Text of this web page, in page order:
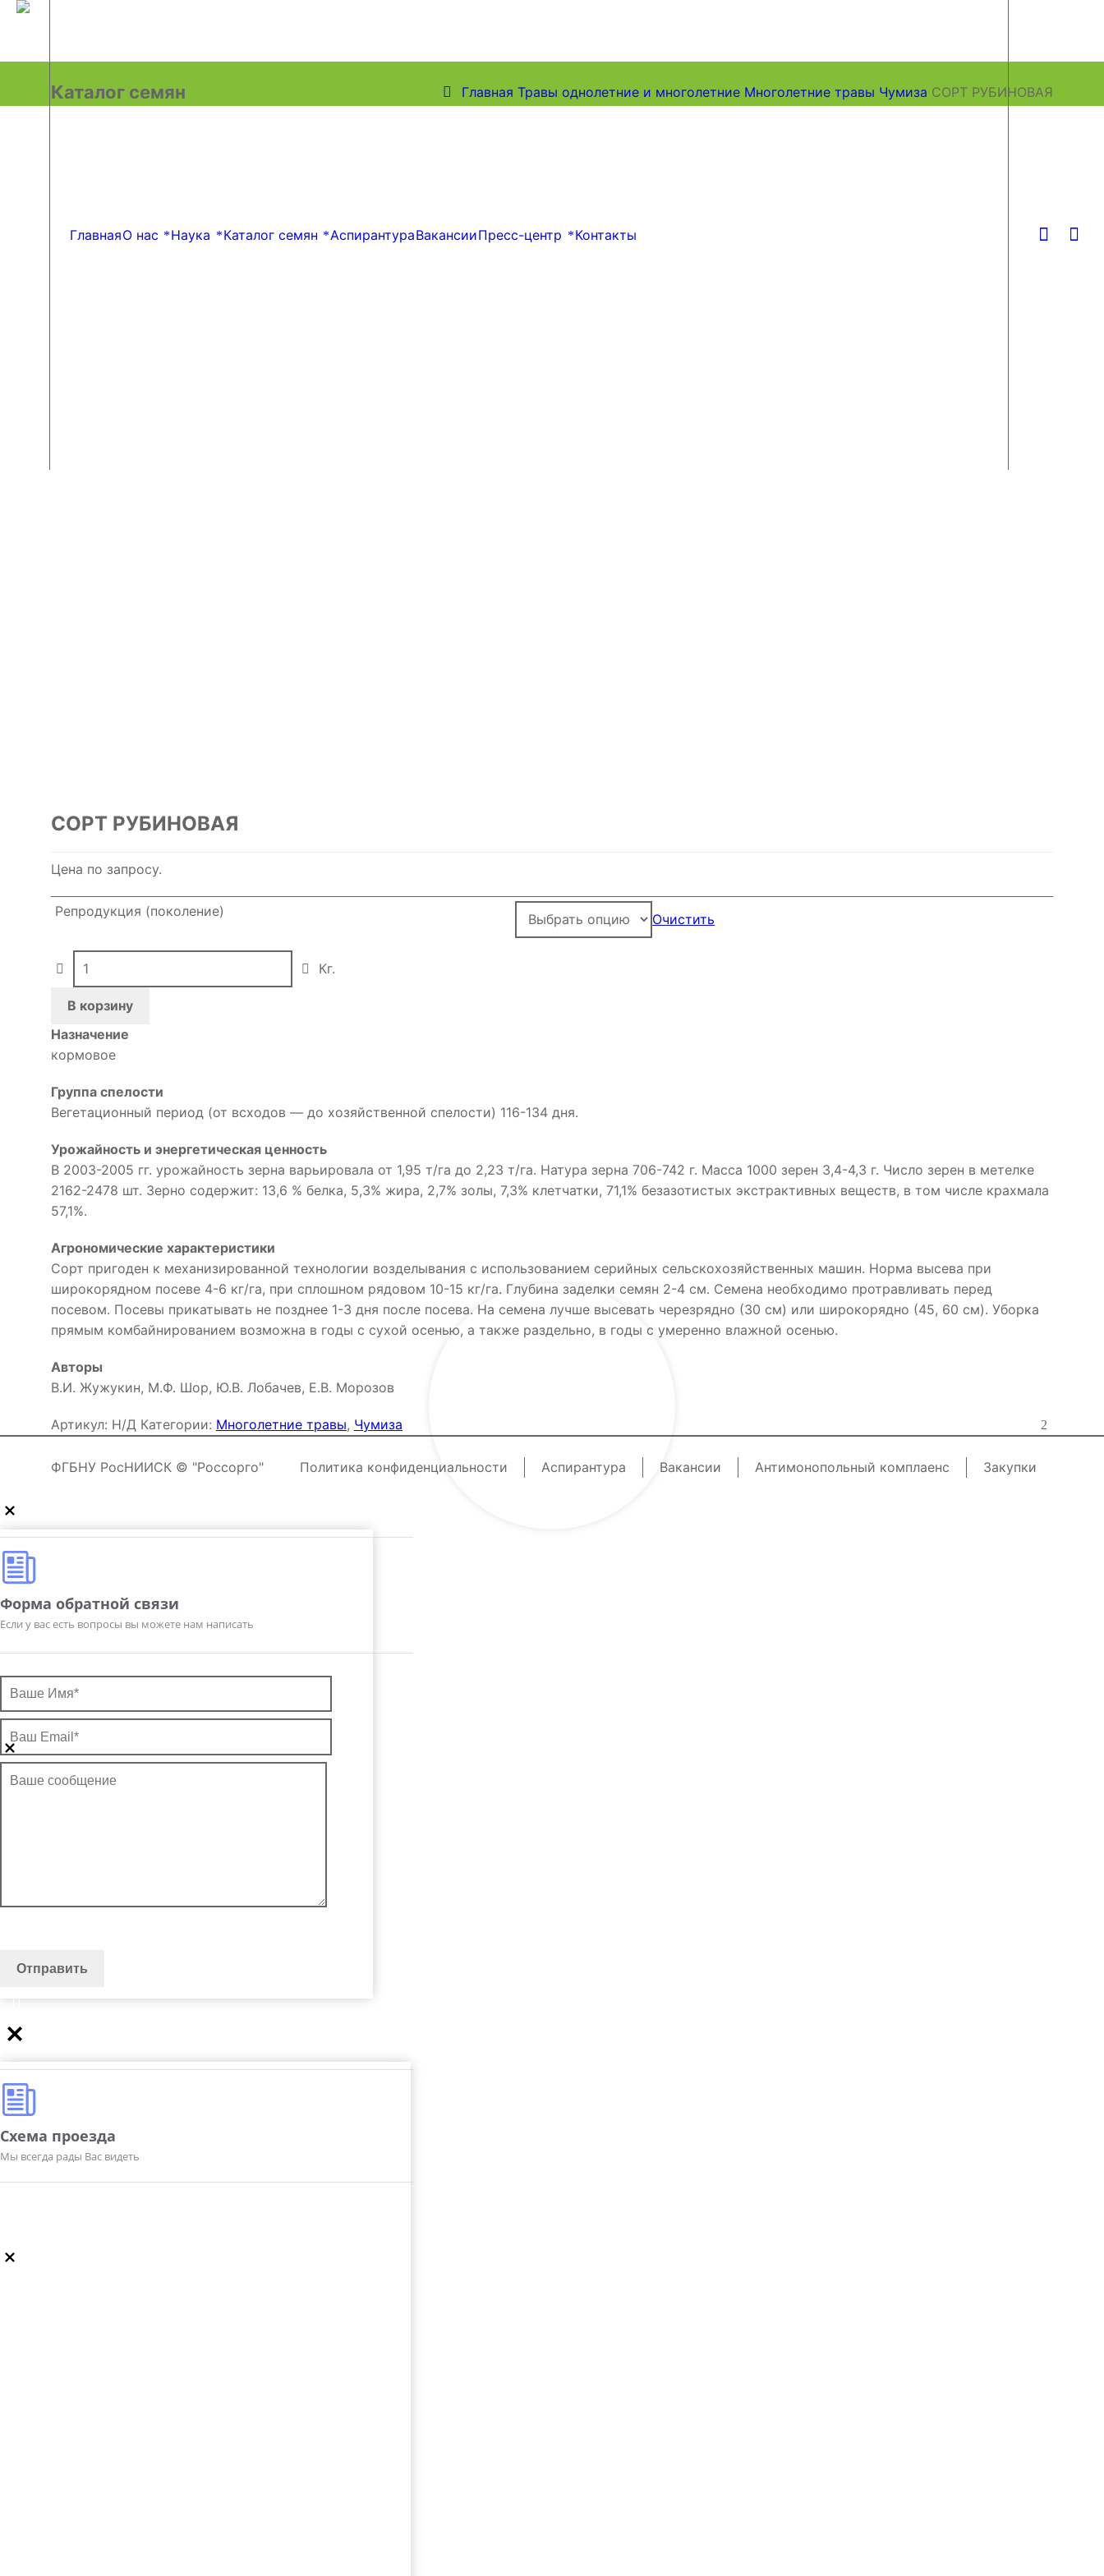
ГлавнаяО нас Наука Каталог семян АспирантураВакансииПресс-центр Контакты
Каталог семян Главная Травы однолетние и многолетние Многолетние травы Чумиза СОРТ РУБИНОВАЯ
СОРТ РУБИНОВАЯ
Цена по запросу.
Репродукция (поколение)
Очистить
Quantity
Кг.
В корзину
Назначение
кормовое
Группа спелости
Вегетационный период (от всходов — до хозяйственной спелости) 116-134 дня.
Урожайность и энергетическая ценность
В 2003-2005 гг. урожайность зерна варьировала от 1,95 т/га до 2,23 т/га. Натура зерна 706-742 г. Масса 1000 зерен 3,4-4,3 г. Число зерен в метелке
2162-2478 шт. Зерно содержит: 13,6 % белка, 5,3% жира, 2,7% золы, 7,3% клетчатки, 71,1% безазотистых экстрактивных веществ, в том числе крахмала
57,1%.
Агрономические характеристики
Сорт пригоден к механизированной технологии возделывания с использованием серийных сельскохозяйственных машин. Норма высева при
широкорядном посеве 4-6 кг/га, при сплошном рядовом 10-15 кг/га. Глубина заделки семян 2-4 см. Семена необходимо протравливать перед
посевом. Посевы прикатывать не позднее 1-3 дня после посева. На семена лучше высевать черезрядно (30 см) или широкорядно (45, 60 см). Уборка
прямым комбайнированием возможна в годы с сухой осенью, а также раздельно, в годы с умеренно влажной осенью.
Авторы
В.И. Жужукин, М.Ф. Шор, Ю.В. Лобачев, Е.В. Морозов
Артикул: Н/Д Категории: Многолетние травы, Чумиза
ФГБНУ РосНИИСК © "Россорго" Политика конфиденциальности Аспирантура Вакансии Антимонопольный комплаенс Закупки
Форма обратной связи
Если у вас есть вопросы вы можете нам написать
Схема проезда
Мы всегда рады Вас видеть